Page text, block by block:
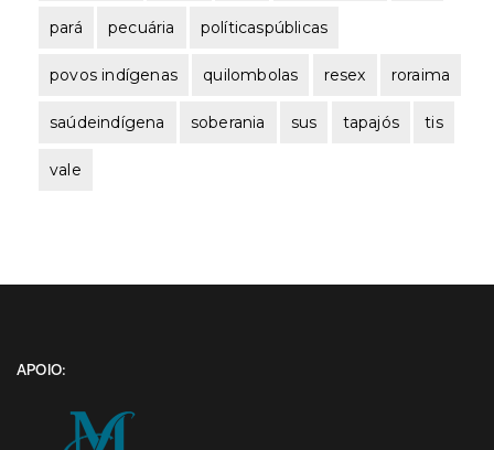
pará pecuária políticaspúblicas
povos indígenas quilombolas resex roraima
saúdeindígena soberania sus tapajós tis
vale
APOIO: